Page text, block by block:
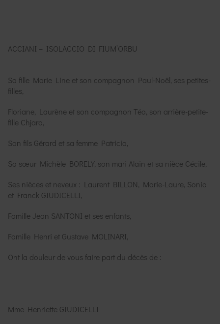
ACCIANI – ISOLACCIO DI FIUM’ORBU
Sa fille Marie Line et son compagnon Paul-Noël, ses petites-
filles,
Floriane, Laurène et son compagnon Téo, son arrière-petite-
fille Chjara,
Son fils Gérard et sa femme Patricia,
Sa sœur Michèle BORELY, son mari Alain et sa nièce Cécile,
Ses nièces et neveux : Laurent BILLON, Marie-Laure, Sonia
et Franck GIUDICELLI,
Famille Jean SANTONI et ses enfants,
Famille Henri et Gustave MOLINARI,
Ont la douleur de vous faire part du décès de :
Mme Henriette GIUDICELLI